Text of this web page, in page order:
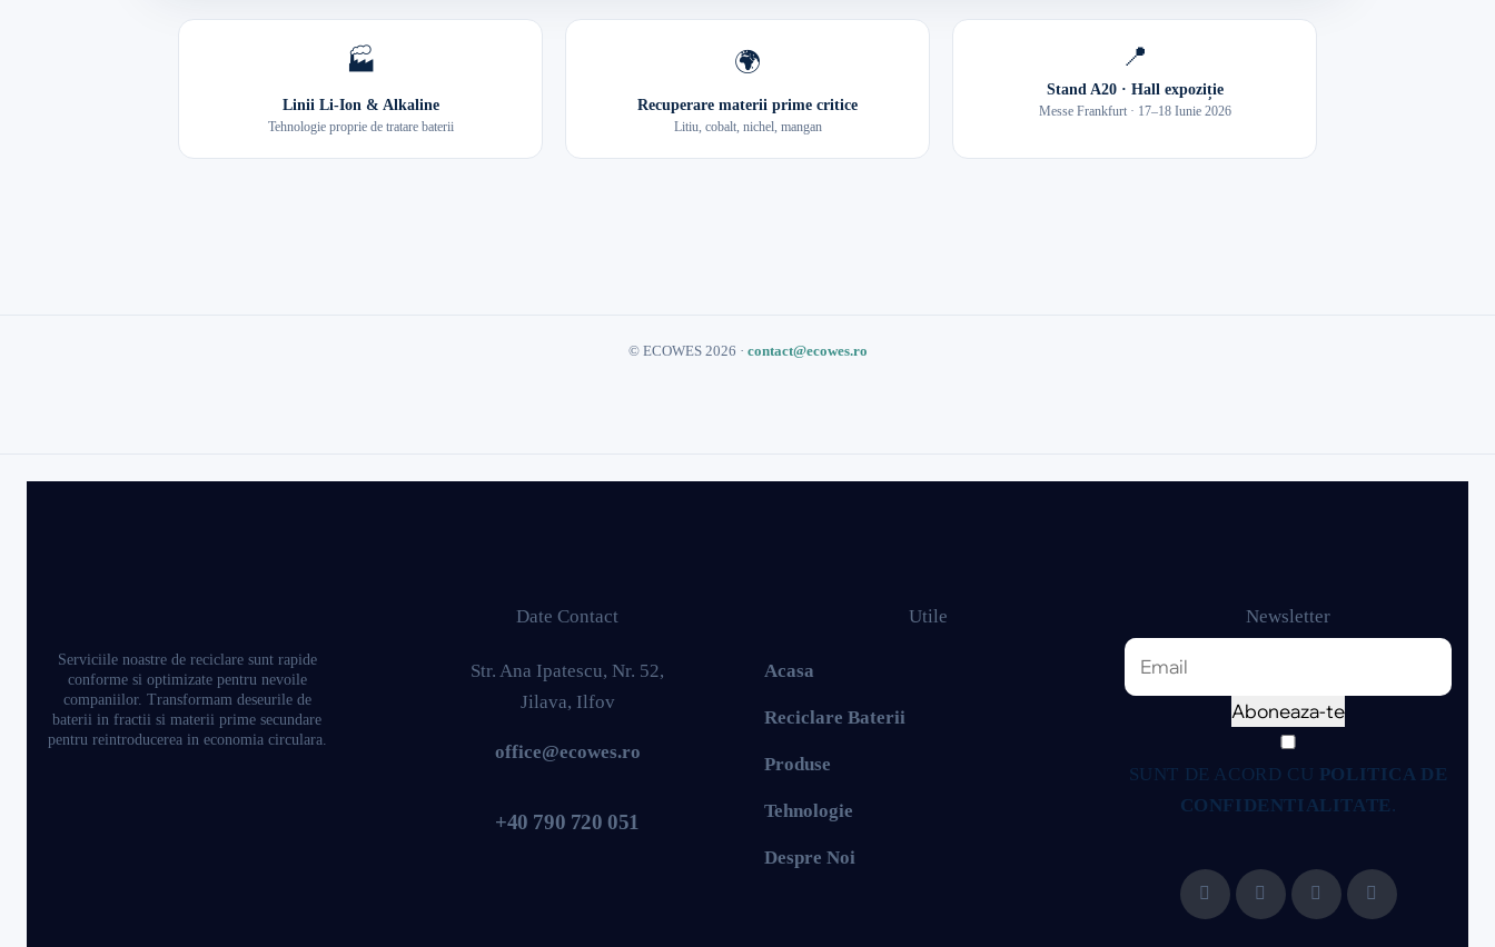
🏭
Linii Li-Ion & Alkaline
Tehnologie proprie de tratare baterii
🌍
Recuperare materii prime critice
Litiu, cobalt, nichel, mangan
📍
Stand A20 · Hall expoziție
Messe Frankfurt · 17–18 Iunie 2026
© ECOWES 2026 · contact@ecowes.ro
Serviciile noastre de reciclare sunt rapide
conforme si optimizate pentru nevoile
companiilor. Transformam deseurile de
baterii in fractii si materii prime secundare
pentru reintroducerea in economia circulara.
Date Contact
Str. Ana Ipatescu, Nr. 52,
Jilava, Ilfov
office@ecowes.ro
+40 790 720 051
Utile
Acasa
Reciclare Baterii
Produse
Tehnologie
Despre Noi
Newsletter
Aboneaza-te
SUNT DE ACORD CU POLITICA DE
CONFIDENTIALITATE .